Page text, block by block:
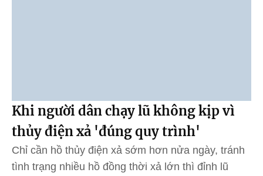
Khi người dân chạy lũ không kịp vì
thủy điện xả 'đúng quy trình'
Chỉ cần hồ thủy điện xả sớm hơn nửa ngày, tránh
tình trạng nhiều hồ đồng thời xả lớn thì đỉnh lũ